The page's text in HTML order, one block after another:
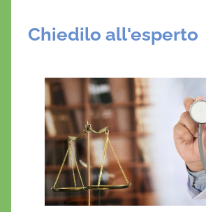
Chiedilo all'esperto